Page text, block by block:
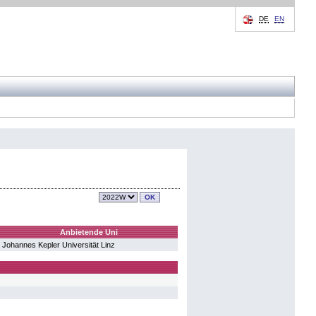
DE EN
Anbietende Uni
Johannes Kepler Universität Linz